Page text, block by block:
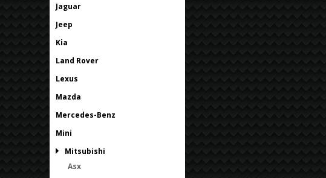
Jaguar
Jeep
Kia
Land Rover
Lexus
Mazda
Mercedes-Benz
Mini
Mitsubishi
Asx